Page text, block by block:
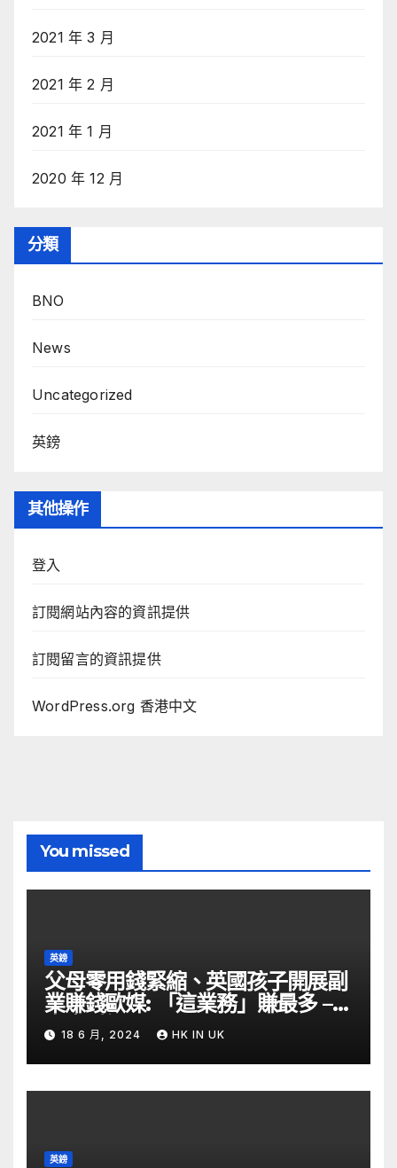
2021 年 3 月
2021 年 2 月
2021 年 1 月
2020 年 12 月
分類
BNO
News
Uncategorized
英鎊
其他操作
登入
訂閱網站內容的資訊提供
訂閱留言的資訊提供
WordPress.org 香港中文
You missed
英鎊
父母零用錢緊縮、英國孩子開展副
業賺錢歐媒: 「這業務」賺最多 –
自由財經
18 6 月, 2024 HK IN UK
英鎊